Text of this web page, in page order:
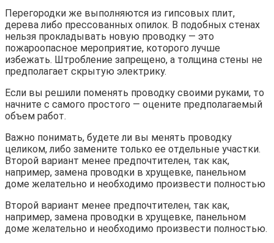
Перегородки же выполняются из гипсовых плит,
дерева либо прессованных опилок. В подобных стенах
нельзя прокладывать новую проводку — это
пожароопасное мероприятие, которого лучше
избежать. Штробление запрещено, а толщина стены не
предполагает скрытую электрику.
Если вы решили поменять проводку своими руками, то
начните с самого простого — оцените предполагаемый
объем работ.
Важно понимать, будете ли вы менять проводку
целиком, либо замените только ее отдельные участки.
Второй вариант менее предпочтителен, так как,
например, замена проводки в хрущевке, панельном
доме желательно и необходимо произвести полностью
Второй вариант менее предпочтителен, так как,
например, замена проводки в хрущевке, панельном
доме желательно и необходимо произвести полностью.